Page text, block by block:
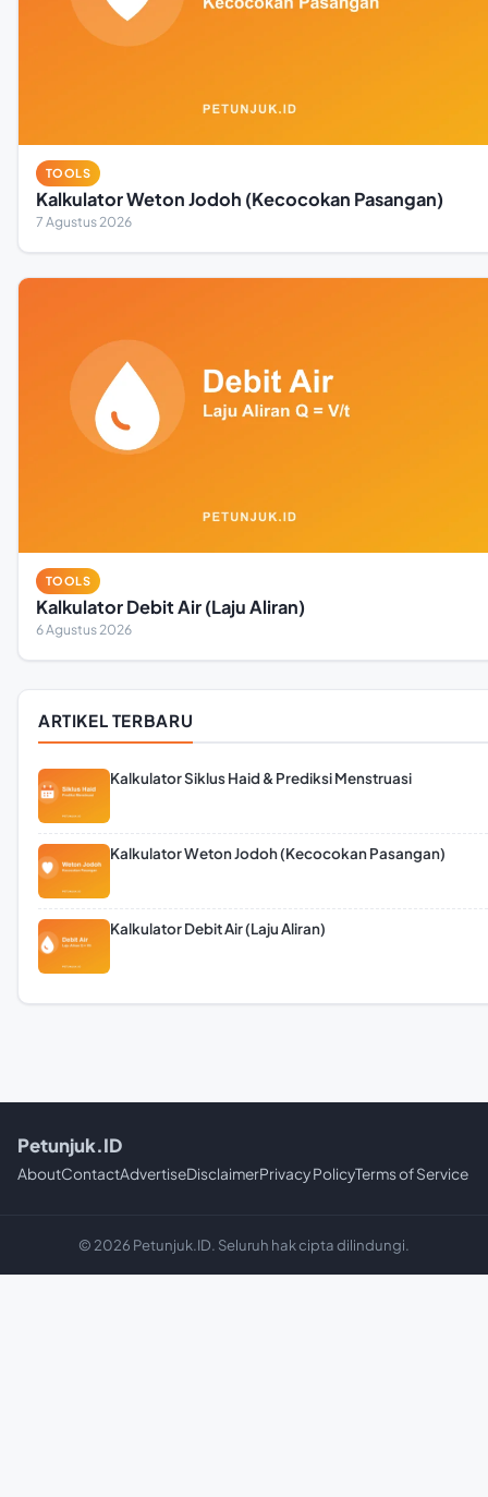
TOOLS
Kalkulator Weton Jodoh (Kecocokan Pasangan)
7 Agustus 2026
TOOLS
Kalkulator Debit Air (Laju Aliran)
6 Agustus 2026
ARTIKEL TERBARU
Kalkulator Siklus Haid & Prediksi Menstruasi
Kalkulator Weton Jodoh (Kecocokan Pasangan)
Kalkulator Debit Air (Laju Aliran)
Petunjuk.ID
AboutContactAdvertiseDisclaimerPrivacy PolicyTerms of Service
© 2026 Petunjuk.ID. Seluruh hak cipta dilindungi.